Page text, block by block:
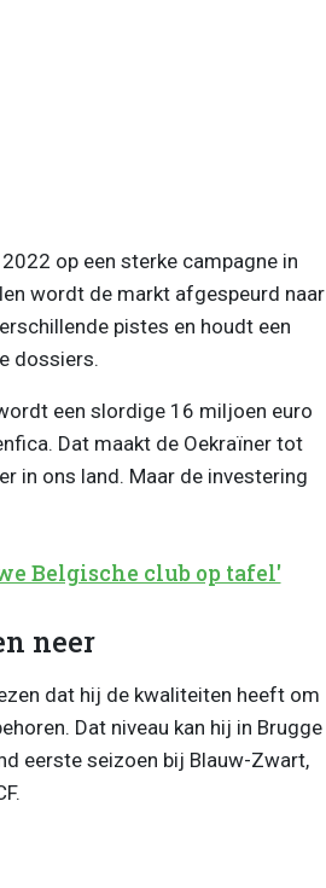
op een sterke campagne in
wordt de markt afgespeurd naar
pistes en houdt een
dossiers.
een slordige 16 miljoen euro
Dat maakt de Oekraïner tot
in ons land. Maar de investering
Belgische club op tafel'
neer
dat hij de kwaliteiten heeft om
Dat niveau kan hij in Brugge
eerste seizoen bij Blauw-Zwart,